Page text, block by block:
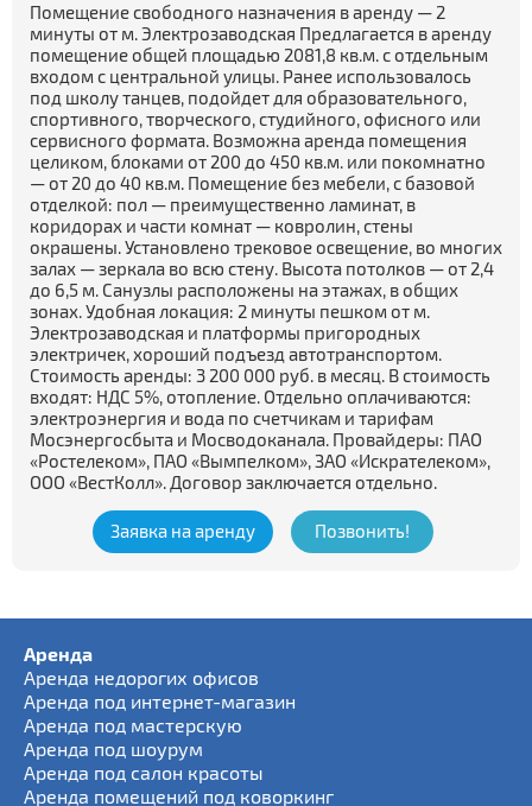
Помещение свободного назначения в аренду — 2
минуты от м. Электрозаводская Предлагается в аренду
помещение общей площадью 2081,8 кв.м. с отдельным
входом с центральной улицы. Ранее использовалось
под школу танцев, подойдет для образовательного,
спортивного, творческого, студийного, офисного или
сервисного формата. Возможна аренда помещения
целиком, блоками от 200 до 450 кв.м. или покомнатно
— от 20 до 40 кв.м. Помещение без мебели, с базовой
отделкой: пол — преимущественно ламинат, в
коридорах и части комнат — ковролин, стены
окрашены. Установлено трековое освещение, во многих
залах — зеркала во всю стену. Высота потолков — от 2,4
до 6,5 м. Санузлы расположены на этажах, в общих
зонах. Удобная локация: 2 минуты пешком от м.
Электрозаводская и платформы пригородных
электричек, хороший подъезд автотранспортом.
Стоимость аренды: 3 200 000 руб. в месяц. В стоимость
входят: НДС 5%, отопление. Отдельно оплачиваются:
электроэнергия и вода по счетчикам и тарифам
Мосэнергосбыта и Мосводоканала. Провайдеры: ПАО
«Ростелеком», ПАО «Вымпелком», ЗАО «Искрателеком»,
ООО «ВестКолл». Договор заключается отдельно.
Заявка на аренду Позвонить!
Аренда
Аренда недорогих офисов
Аренда под интернет-магазин
Аренда под мастерскую
Аренда под шоурум
Аренда под салон красоты
Аренда помещений под коворкинг